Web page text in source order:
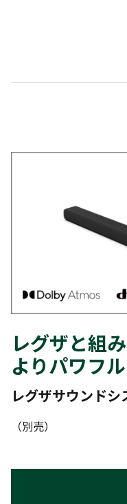
レグザと組
よりパワフ
レグザサウンドシ
（別売）